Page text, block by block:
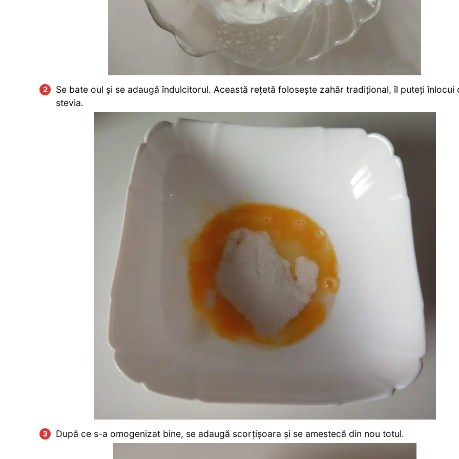
Se bate oul și se adaugă îndulcitorul. Această rețetă folosește zahăr tradițional, îl puteți înlocui
stevia.
După ce s-a omogenizat bine, se adaugă scorțișoara și se amestecă din nou totul.